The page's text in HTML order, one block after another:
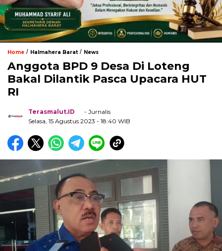
Home / Halmahera Barat/ News
Anggota BPD 9 Desa Di Loteng
Bakal Dilantik Pasca Upacara HUT
RI
Terasmalut.ID
- Jurnalis
Selasa, 15 Agustus 2023 - 18:40 WIB